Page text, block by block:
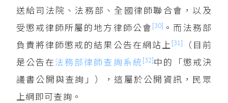
送給司法院、法務部、全國律師聯合會，以及
受懲戒律師所屬的地方律師公會 [30] 。而法務部
負責將律師懲戒的結果公告在網站上[31]
（目前
是公告在法務部律師查詢系統 [32]中的「懲戒決
議書公開與查詢」），這屬於公開資訊，民眾
上網即可查詢。